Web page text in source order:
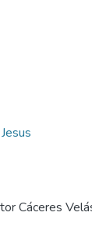
Cáceres